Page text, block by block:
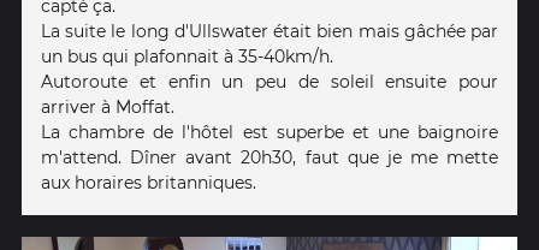
capté ça.
La suite le long d'Ullswater était bien mais gâchée par
un bus qui plafonnait à 35-40km/h.
Autoroute et enfin un peu de soleil ensuite pour
arriver à Moffat.
La chambre de l'hôtel est superbe et une baignoire
m'attend. Dîner avant 20h30, faut que je me mette
aux horaires britanniques.